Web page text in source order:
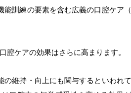
能訓練の要素を含む広義の口腔ケア
腔ケアの効果はさらに高まります。
の維持・向上にも関与するといわれ